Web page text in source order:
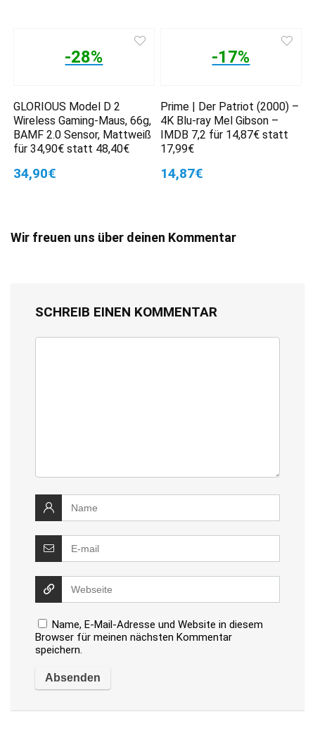
-28%
GLORIOUS Model D 2
Wireless Gaming-Maus, 66g,
BAMF 2.0 Sensor, Mattweiß
für 34,90€ statt 48,40€
34,90€
-17%
Prime | Der Patriot (2000) –
4K Blu-ray Mel Gibson –
IMDB 7,2 für 14,87€ statt
17,99€
14,87€
Wir freuen uns über deinen Kommentar
SCHREIB EINEN KOMMENTAR
Name, E-Mail-Adresse und Website in diesem
Browser für meinen nächsten Kommentar
speichern.